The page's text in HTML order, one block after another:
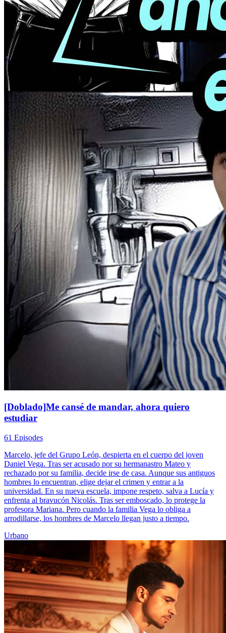
[Doblado]Me cansé de mandar, ahora quiero
estudiar
61 Episodes
Marcelo, jefe del Grupo León, despierta en el cuerpo del joven
Daniel Vega. Tras ser acusado por su hermanastro Mateo y
rechazado por su familia, decide irse de casa. Aunque sus antiguos
hombres lo encuentran, elige dejar el crimen y entrar a la
universidad. En su nueva escuela, impone respeto, salva a Lucía y
enfrenta al bravucón Nicolás. Tras ser emboscado, lo protege la
profesora Mariana. Pero cuando la familia Vega lo obliga a
arrodillarse, los hombres de Marcelo llegan justo a tiempo.
Urbano